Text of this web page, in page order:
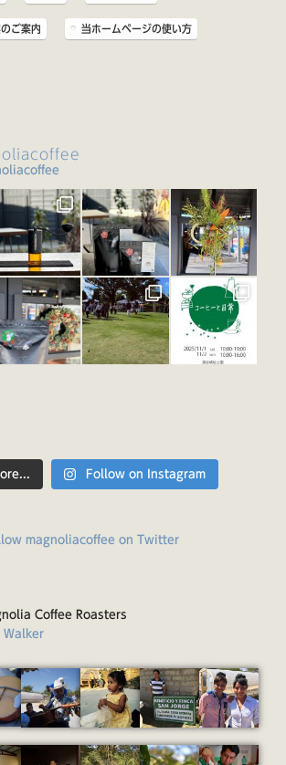
ご案内 当ホームページの使い方
Follow on Instagram
magnoliacoffee on Twitter
Coffee Roasters
Walker